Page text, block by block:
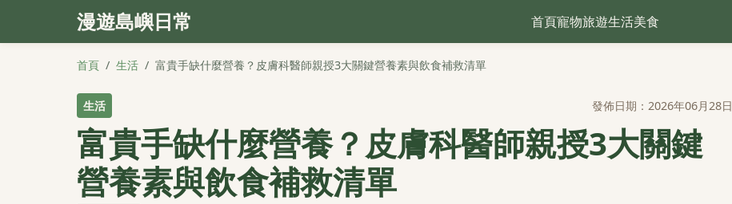
漫遊島嶼日常 首頁寵物旅遊生活美食
首頁 / 生活 / 富貴手缺什麼營養？皮膚科醫師親授3大關鍵營養素與飲食補救清單
生活 發佈日期：2026年06月28日
富貴手缺什麼營養？皮膚科醫師親授3大關鍵
營養素與飲食補救清單